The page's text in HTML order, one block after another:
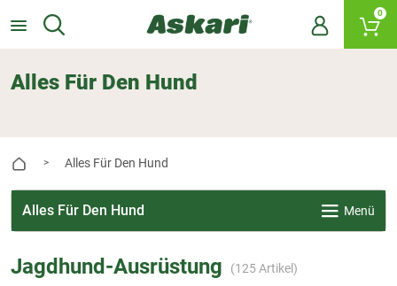
0
Alles Für Den Hund
> Alles Für Den Hund
Alles Für Den Hund Menü
Jagdhund-Ausrüstung (125 Artikel)